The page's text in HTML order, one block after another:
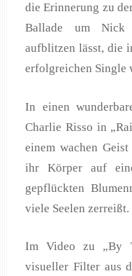
die Erinnerung zu
Ballade um
aufblitzen lässt, die
erfolgreichen Single
In einen
Charlie Risso in
einem wachen
ihr Körper auf
gepflückten
viele Seelen zerreißt.
Im Video zu „By
visueller Filter aus